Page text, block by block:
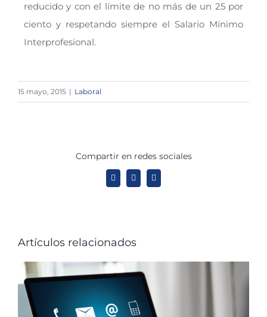
reducido y con el límite de no más de un 25 por
ciento y respetando siempre el Salario Mínimo
Interprofesional.
15 mayo, 2015 | Laboral
Compartir en redes sociales
X LinkedInWhatsApp
Artículos relacionados